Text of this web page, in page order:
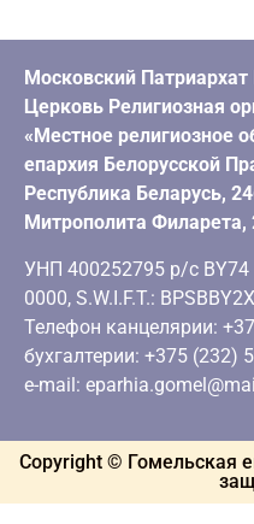
Московский
Церковь Религиозная
«Местное религиозное
епархия Белорусской
Республика Беларусь,
Митрополита Филарета,
УНП 400252795 р/с BY74
0000, S.W.I.F.T.:
Телефон канцелярии:
бухгалтерии: +375 (232)
e-mail:
Copyright © Гомельская